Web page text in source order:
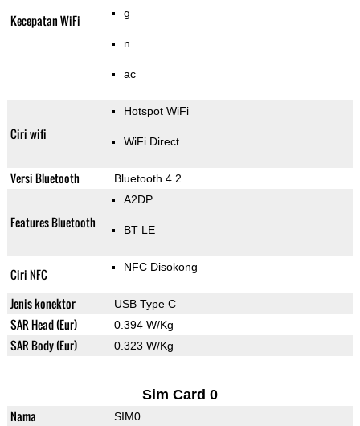
Kecepatan WiFi g
n
ac
Ciri wifi
Hotspot WiFi
WiFi Direct
Versi Bluetooth Bluetooth 4.2
Features Bluetooth
A2DP
BT LE
Ciri NFC NFC Disokong
Jenis konektor USB Type C
SAR Head (Eur) 0.394 W/Kg
SAR Body (Eur) 0.323 W/Kg
Sim Card 0
Nama SIM0